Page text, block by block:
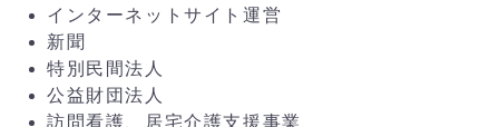
インターネットサイト運営
新聞
特別民間法人
公益財団法人
訪問看護、居宅介護支援事業